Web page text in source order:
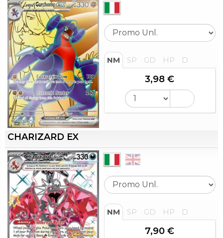
NM SP GD HP D
3,98 €
CHARIZARD EX
NM SP GD HP D
7,90 €